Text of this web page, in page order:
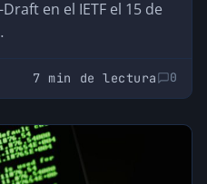
en el IETF el 15 de
7 min de lectura 0